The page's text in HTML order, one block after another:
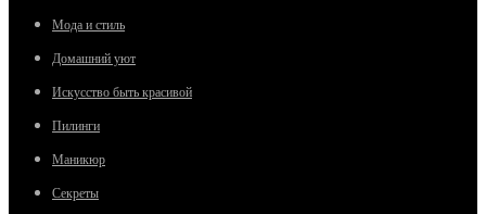
Мода и стиль
Домашний уют
Искусство быть красивой
Пилинги
Маникюр
Секреты